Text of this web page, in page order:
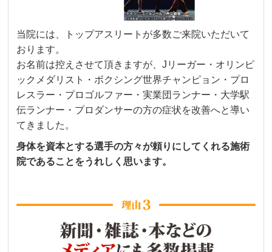
当院には、トップアスリートが多数ご来院いただいて
おります。
お名前は控えさせて頂きますが、Jリーガー・オリンピ
ックメダリスト・ボクシング世界チャンピョン・プロ
レスラー・プロゴルファー・実業団ランナー・大学駅
伝ランナー・プロダンサーの方の症状を改善へと導い
てきました。
身体を資本とする選手の方々が頼りにしてくれる施術
院であることをうれしく思います。